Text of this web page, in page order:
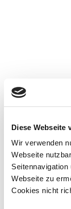
Diese Webseite
Wir verwenden
Webseite
Webseite zu
Cookies nicht